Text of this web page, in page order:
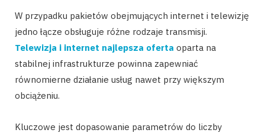
W przypadku pakietów obejmujących internet i telewizję
jedno łącze obsługuje różne rodzaje transmisji.
Telewizja i internet najlepsza oferta oparta na
stabilnej infrastrukturze powinna zapewniać
równomierne działanie usług nawet przy większym
obciążeniu.
Kluczowe jest dopasowanie parametrów do liczby